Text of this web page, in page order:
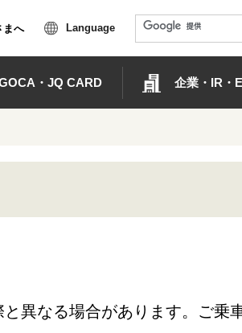
まへ Language
・JQ CARD 企業・IR・
異なる場合があります。ご乗